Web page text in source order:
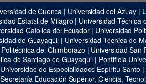
de Cuenca | Universidad del Azuay |
Estatal de Milagro | Universidad Técnica
Catolica del Ecuador| Universidad
de Guayaquil | Universidad Técnica de
del Chimborazo | Universidad San
de Santiago de Guayaquil | Pontificia
Universidad de Especialidades Espíritu Santo |
Secretaría Educación Superior, Ciencia,